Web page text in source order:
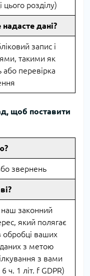
цього розділу)
дані?
запис і
такими як
або перевірка
щоб поставити
звернень
наш законний
який полягає
обробці ваших
даних з метою
з вами
6 ч. 1 літ. f GDPR)